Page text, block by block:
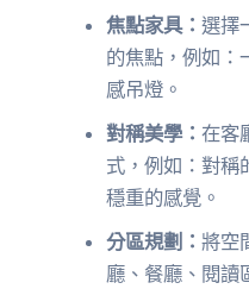
焦點家具：選擇
的焦點，例如：
感吊燈。
對稱美學：在客
式，例如：對稱
穩重的感覺。
分區規劃：將空
廳、餐廳、閱讀